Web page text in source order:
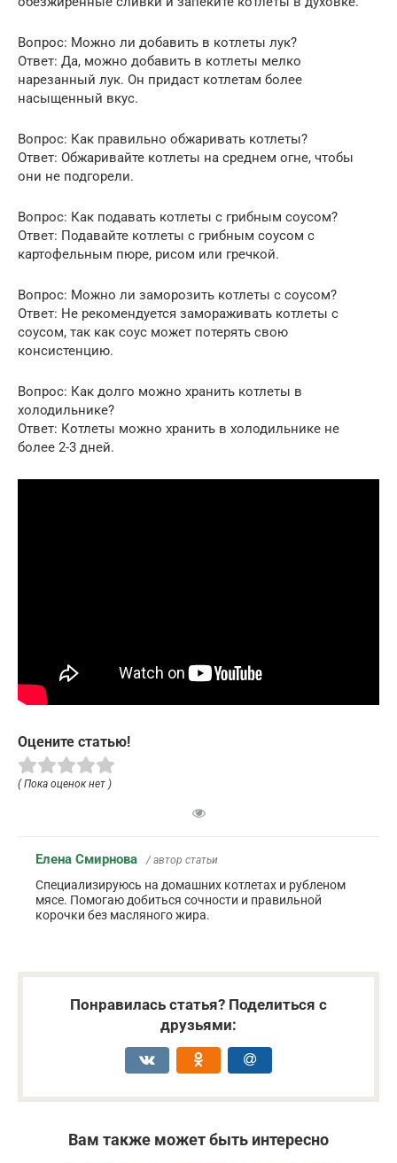
Вопрос: Можно ли добавить в котлеты лук?
Ответ: Да, можно добавить в котлеты мелко
нарезанный лук. Он придаст котлетам более
насыщенный вкус.
Вопрос: Как правильно обжаривать котлеты?
Ответ: Обжаривайте котлеты на среднем огне, чтобы
они не подгорели.
Вопрос: Как подавать котлеты с грибным соусом?
Ответ: Подавайте котлеты с грибным соусом с
картофельным пюре, рисом или гречкой.
Вопрос: Можно ли заморозить котлеты с соусом?
Ответ: Не рекомендуется замораживать котлеты с
соусом, так как соус может потерять свою
консистенцию.
Вопрос: Как долго можно хранить котлеты в
холодильнике?
Ответ: Котлеты можно хранить в холодильнике не
более 2-3 дней.
Оцените статью!
( Пока оценок нет )
Елена Смирнова / автор статьи
Специализируюсь на домашних котлетах и рубленом
мясе. Помогаю добиться сочности и правильной
корочки без масляного жира.
Понравилась статья? Поделиться с
друзьями:
Вам также может быть интересно